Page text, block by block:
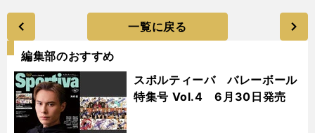
一覧に戻る
編集部のおすすめ
スポルティーバ バレーボール
特集号 Vol.4 6月30日発売